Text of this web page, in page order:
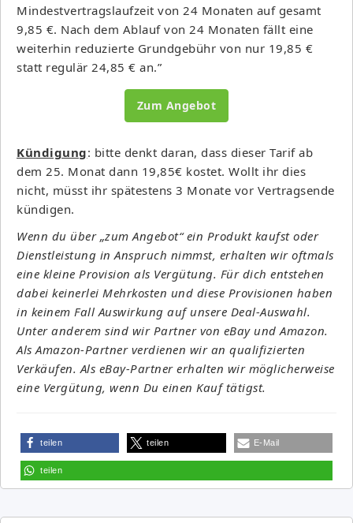
Mindestvertragslaufzeit von 24 Monaten auf gesamt
9,85 €. Nach dem Ablauf von 24 Monaten fällt eine
weiterhin reduzierte Grundgebühr von nur 19,85 €
statt regulär 24,85 € an.”
Zum Angebot
Kündigung: bitte denkt daran, dass dieser Tarif ab
dem 25. Monat dann 19,85€ kostet. Wollt ihr dies
nicht, müsst ihr spätestens 3 Monate vor Vertragsende
kündigen.
Wenn du über „zum Angebot“ ein Produkt kaufst oder
Dienstleistung in Anspruch nimmst, erhalten wir oftmals
eine kleine Provision als Vergütung. Für dich entstehen
dabei keinerlei Mehrkosten und diese Provisionen haben
in keinem Fall Auswirkung auf unsere Deal-Auswahl.
Unter anderem sind wir Partner von eBay und Amazon.
Als Amazon-Partner verdienen wir an qualifizierten
Verkäufen. Als eBay-Partner erhalten wir möglicherweise
eine Vergütung, wenn Du einen Kauf tätigst.
teilen teilen E-Mail
teilen